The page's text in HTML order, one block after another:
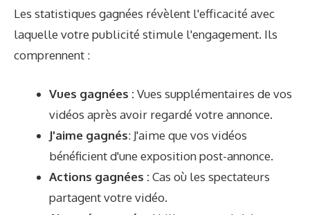
Les statistiques gagnées révèlent l'efficacité avec
laquelle votre publicité stimule l'engagement. Ils
comprennent :
Vues gagnées :Vues supplémentaires de vos
vidéos après avoir regardé votre annonce.
J'aime gagnés: J'aime que vos vidéos
bénéficient d'une exposition post-annonce.
Actions gagnées :Cas où les spectateurs
partagent votre vidéo.